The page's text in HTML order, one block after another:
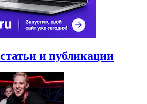
статьи и публикации